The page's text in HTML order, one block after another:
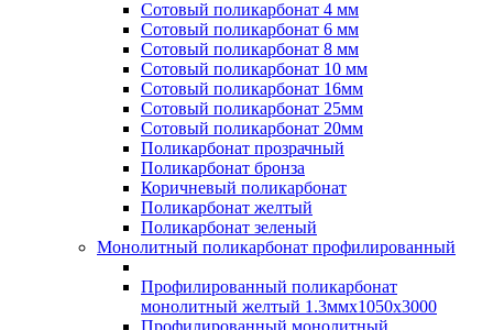
Сотовый поликарбонат 4 мм
Сотовый поликарбонат 6 мм
Сотовый поликарбонат 8 мм
Сотовый поликарбонат 10 мм
Сотовый поликарбонат 16мм
Сотовый поликарбонат 25мм
Сотовый поликарбонат 20мм
Поликарбонат прозрачный
Поликарбонат бронза
Коричневый поликарбонат
Поликарбонат желтый
Поликарбонат зеленый
Монолитный поликарбонат профилированный
Профилированный поликарбонат
монолитный желтый 1.3ммх1050х3000